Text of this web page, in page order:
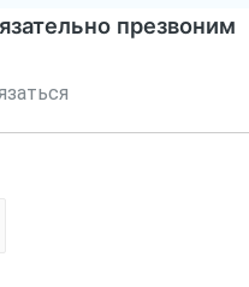
презвоним